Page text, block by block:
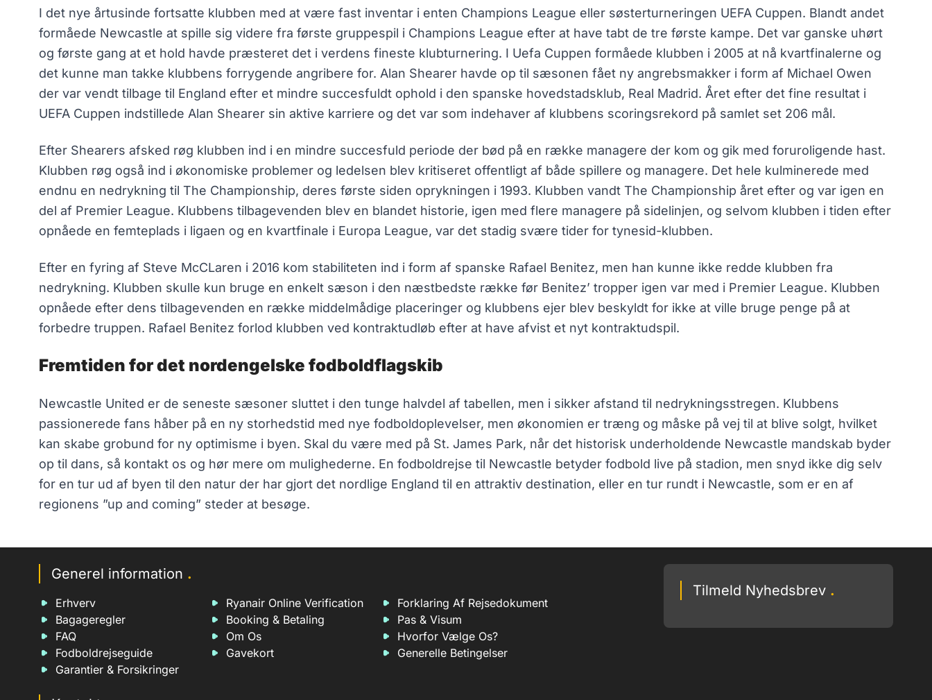
I det nye årtusinde fortsatte klubben med at være fast inventar i enten Champions League eller søsterturneringen UEFA Cuppen. Blandt andet
formåede Newcastle at spille sig videre fra første gruppespil i Champions League efter at have tabt de tre første kampe. Det var ganske uhørt
og første gang at et hold havde præsteret det i verdens fineste klubturnering. I Uefa Cuppen formåede klubben i 2005 at nå kvartfinalerne og
det kunne man takke klubbens forrygende angribere for. Alan Shearer havde op til sæsonen fået ny angrebsmakker i form af Michael Owen
der var vendt tilbage til England efter et mindre succesfuldt ophold i den spanske hovedstadsklub, Real Madrid. Året efter det fine resultat i
UEFA Cuppen indstillede Alan Shearer sin aktive karriere og det var som indehaver af klubbens scoringsrekord på samlet set 206 mål.
Efter Shearers afsked røg klubben ind i en mindre succesfuld periode der bød på en række managere der kom og gik med foruroligende hast.
Klubben røg også ind i økonomiske problemer og ledelsen blev kritiseret offentligt af både spillere og managere. Det hele kulminerede med
endnu en nedrykning til The Championship, deres første siden oprykningen i 1993. Klubben vandt The Championship året efter og var igen en
del af Premier League. Klubbens tilbagevenden blev en blandet historie, igen med flere managere på sidelinjen, og selvom klubben i tiden efter
opnåede en femteplads i ligaen og en kvartfinale i Europa League, var det stadig svære tider for tynesid-klubben.
Efter en fyring af Steve McCLaren i 2016 kom stabiliteten ind i form af spanske Rafael Benitez, men han kunne ikke redde klubben fra
nedrykning. Klubben skulle kun bruge en enkelt sæson i den næstbedste række før Benitez’ tropper igen var med i Premier League. Klubben
opnåede efter dens tilbagevenden en række middelmådige placeringer og klubbens ejer blev beskyldt for ikke at ville bruge penge på at
forbedre truppen. Rafael Benitez forlod klubben ved kontraktudløb efter at have afvist et nyt kontraktudspil.
Fremtiden for det nordengelske fodboldflagskib
Newcastle United er de seneste sæsoner sluttet i den tunge halvdel af tabellen, men i sikker afstand til nedrykningsstregen. Klubbens
passionerede fans håber på en ny storhedstid med nye fodboldoplevelser, men økonomien er træng og måske på vej til at blive solgt, hvilket
kan skabe grobund for ny optimisme i byen. Skal du være med på St. James Park, når det historisk underholdende Newcastle mandskab byder
op til dans, så kontakt os og hør mere om mulighederne. En fodboldrejse til Newcastle betyder fodbold live på stadion, men snyd ikke dig selv
for en tur ud af byen til den natur der har gjort det nordlige England til en attraktiv destination, eller en tur rundt i Newcastle, som er en af
regionens ”up and coming” steder at besøge.
Generel information .
Erhverv Ryanair Online Verification
Forklaring Af Rejsedokument
Bagageregler
Booking & Betaling
Pas & Visum
FAQ
Om Os
Hvorfor Vælge Os?
Fodboldrejseguide
Gavekort
Generelle Betingelser
Garantier & Forsikringer
Tilmeld Nyhedsbrev .